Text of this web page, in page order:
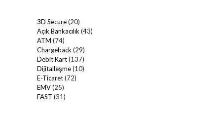
3D Secure(20)
Açık Bankacılık (43)
ATM (74)
Chargeback (29)
Debit Kart(137)
Dijitalleşme(10)
E-Ticaret(72)
EMV(25)
FAST (31)